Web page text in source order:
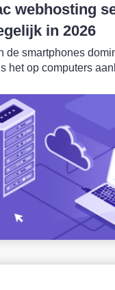
webhosting
in 2026
de smartphones
het op computers